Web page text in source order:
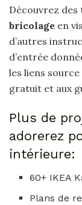
Découvrez des
bricolage en
d’autres
d’entrée
les liens
gratuit et aux
Plus de
adorerez
intérieure:
60+ IKEA
Plans de